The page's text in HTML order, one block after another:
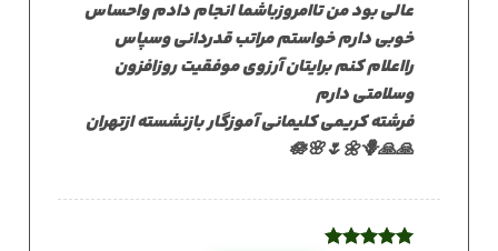
عالی بود من تاامروزباشما انجام دادم واحساس
خوبی دارم خواستم مراتب قدردانی وسپاس
رااعلام کنم برایتان آرزوی موفقیت روزافزون
وسلامتی دارم
فرشته کریمی کلیمانی آموزگار بازنشسته ازتهران
🙏🙏🪷🌸🌷🌼🪻